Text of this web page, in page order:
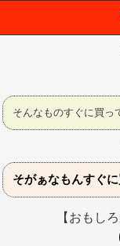
そんなものすぐに買っ
そがぁなもんすぐ
【おもし